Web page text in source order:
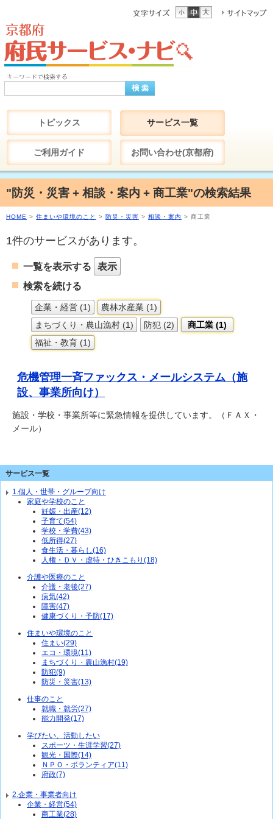
トピックス サービス一覧
ご利用ガイド お問い合わせ(京都府)
"防災・災害 + 相談・案内 + 商工業"の検索結果
HOME > 住まいや環境のこと > 防災・災害 > 相談・案内 > 商工業
1件のサービスがあります。
一覧を表示する
表示
検索を続ける
企業・経営 (1)
農林水産業 (1)
まちづくり・農山漁村 (1)
防犯 (2)
商工業 (1)
福祉・教育 (1)
危機管理一斉ファックス・メールシステム（施
設、事業所向け）
施設・学校・事業所等に緊急情報を提供しています。（ＦＡＸ・
メール）
サービス一覧
1.個人・世帯・グループ向け
家庭や学校のこと
妊娠・出産(12)
子育て(54)
学校・学費(43)
低所得(27)
食生活・暮らし(16)
人権・ＤＶ・虐待・ひきこもり(18)
介護や医療のこと
介護・老後(27)
病気(42)
障害(47)
健康づくり・予防(17)
住まいや環境のこと
住まい(29)
エコ・環境(11)
まちづくり・農山漁村(19)
防犯(9)
防災・災害(13)
仕事のこと
就職・就労(27)
能力開発(17)
学びたい、活動したい
スポーツ・生涯学習(27)
観光・国際(14)
ＮＰＯ・ボランティア(11)
府政(7)
2.企業・事業者向け
企業・経営(54)
商工業(28)